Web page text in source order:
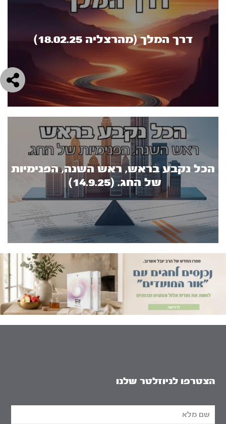
דרך המלך (מהרצליה 18.02.25)
הכל נקבע בראש, ראש השנה, הפנימיות
של החג. (14.9.25)
הצטרפו לניוזלטר שלנו